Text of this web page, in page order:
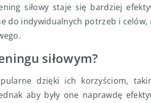
siłowy staje się bardziej
do indywidualnych potrzeb i celów,
siłowym?
dzięki ich korzyściom,
aby były one naprawdę